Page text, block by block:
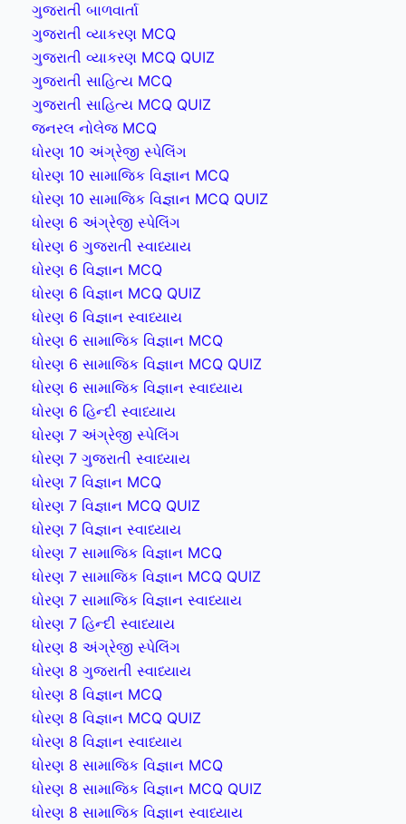
ગુજરાતી બાળવાર્તા
ગુજરાતી વ્યાકરણ MCQ
ગુજરાતી વ્યાકરણ MCQ QUIZ
ગુજરાતી સાહિત્ય MCQ
ગુજરાતી સાહિત્ય MCQ QUIZ
જનરલ નોલેજ MCQ
ધોરણ 10 અંગ્રેજી સ્પેલિંગ
ધોરણ 10 સામાજિક વિજ્ઞાન MCQ
ધોરણ 10 સામાજિક વિજ્ઞાન MCQ QUIZ
ધોરણ 6 અંગ્રેજી સ્પેલિંગ
ધોરણ 6 ગુજરાતી સ્વાધ્યાય
ધોરણ 6 વિજ્ઞાન MCQ
ધોરણ 6 વિજ્ઞાન MCQ QUIZ
ધોરણ 6 વિજ્ઞાન સ્વાધ્યાય
ધોરણ 6 સામાજિક વિજ્ઞાન MCQ
ધોરણ 6 સામાજિક વિજ્ઞાન MCQ QUIZ
ધોરણ 6 સામાજિક વિજ્ઞાન સ્વાધ્યાય
ધોરણ 6 હિન્દી સ્વાધ્યાય
ધોરણ 7 અંગ્રેજી સ્પેલિંગ
ધોરણ 7 ગુજરાતી સ્વાધ્યાય
ધોરણ 7 વિજ્ઞાન MCQ
ધોરણ 7 વિજ્ઞાન MCQ QUIZ
ધોરણ 7 વિજ્ઞાન સ્વાધ્યાય
ધોરણ 7 સામાજિક વિજ્ઞાન MCQ
ધોરણ 7 સામાજિક વિજ્ઞાન MCQ QUIZ
ધોરણ 7 સામાજિક વિજ્ઞાન સ્વાધ્યાય
ધોરણ 7 હિન્દી સ્વાધ્યાય
ધોરણ 8 અંગ્રેજી સ્પેલિંગ
ધોરણ 8 ગુજરાતી સ્વાધ્યાય
ધોરણ 8 વિજ્ઞાન MCQ
ધોરણ 8 વિજ્ઞાન MCQ QUIZ
ધોરણ 8 વિજ્ઞાન સ્વાધ્યાય
ધોરણ 8 સામાજિક વિજ્ઞાન MCQ
ધોરણ 8 સામાજિક વિજ્ઞાન MCQ QUIZ
ધોરણ 8 સામાજિક વિજ્ઞાન સ્વાધ્યાય